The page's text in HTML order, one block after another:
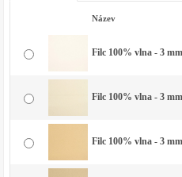
Název
Filc 100% vlna - 3
Filc 100% vlna - 3
Filc 100% vlna - 3